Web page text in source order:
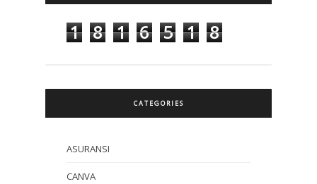
1 8 1 6 5 1 8
CATEGORIES
ASURANSI
CANVA